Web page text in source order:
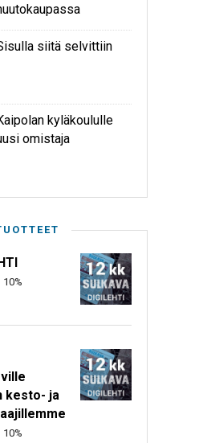
siitä selvittiin
kyläkoululle
omistaja
10%
kesto- ja
10%